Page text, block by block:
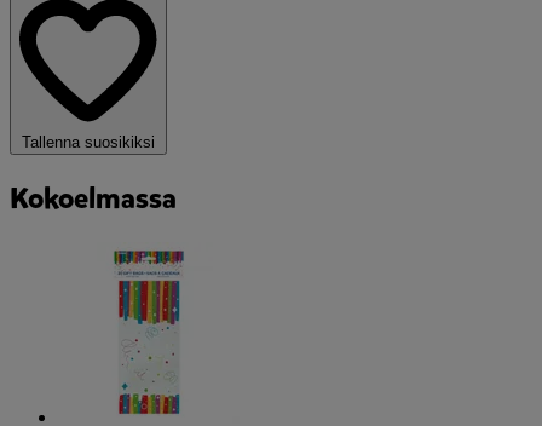
Tallenna suosikiksi
Kokoelmassa